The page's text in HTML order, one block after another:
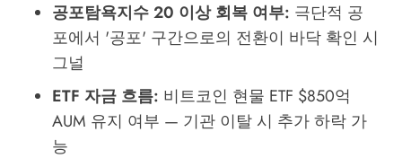
공포탐욕지수 20 이상 회복 여부: 극단적 공
포에서 '공포' 구간으로의 전환이 바닥 확인 시
그널
ETF 자금 흐름: 비트코인 현물 ETF $850억
AUM 유지 여부 — 기관 이탈 시 추가 하락 가
능